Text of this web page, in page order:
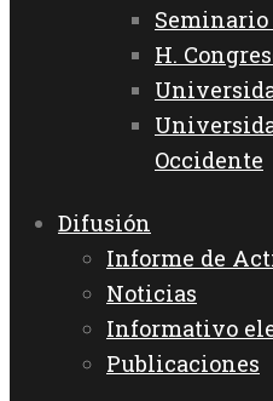
H.
Occidente
Difusión
Informe de
Noticias
Informativo
Publicaciones